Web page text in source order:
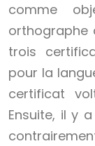
comme
orthographe
trois
pour la
certificat
Ensuite, il y